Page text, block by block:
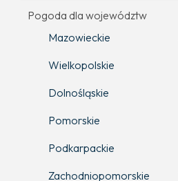
Pogoda dla województw
Mazowieckie
Wielkopolskie
Dolnośląskie
Pomorskie
Podkarpackie
Zachodniopomorskie